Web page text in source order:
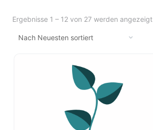
Ergebnisse 1 – 12 von 27 werden angezeigt